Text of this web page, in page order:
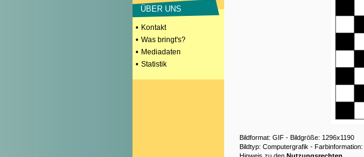
ÜBER UNS
• Kontakt
• Was bringt's?
• Mediadaten
• Statistik
Bildformat: GIF - Bildgröße: 1296x1190
Bildtyp: Computergrafik -